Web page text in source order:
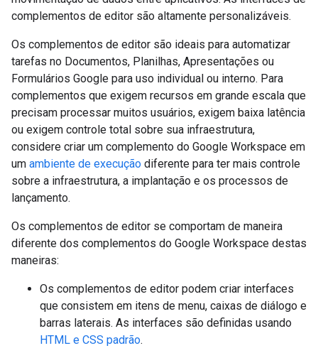
complementos de editor são altamente personalizáveis.
Os complementos de editor são ideais para automatizar
tarefas no Documentos, Planilhas, Apresentações ou
Formulários Google para uso individual ou interno. Para
complementos que exigem recursos em grande escala que
precisam processar muitos usuários, exigem baixa latência
ou exigem controle total sobre sua infraestrutura,
considere criar um complemento do Google Workspace em
um ambiente de execução diferente para ter mais controle
sobre a infraestrutura, a implantação e os processos de
lançamento.
Os complementos de editor se comportam de maneira
diferente dos complementos do Google Workspace destas
maneiras:
Os complementos de editor podem criar interfaces
que consistem em itens de menu, caixas de diálogo e
barras laterais. As interfaces são definidas usando
HTML e CSS padrão.